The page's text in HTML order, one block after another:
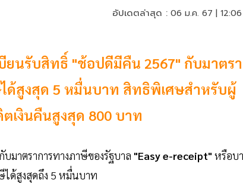
อัปเดตล่าสุด : 06 ม.ค. 67 |
ยนรับสิทธิ์ "ช้อปดีมีคืน 2567" กับมาตรา
ด้สูงสุด 5 หมื่นบาท สิทธิพิเศษสำหรับผู้
เงินคืนสูงสุด 800 บาท
มาตราการทางภาษีของรัฐบาล "Easy e-receipt" หรือบ
ด้สูงสุดถึง 5 หมื่นบาท